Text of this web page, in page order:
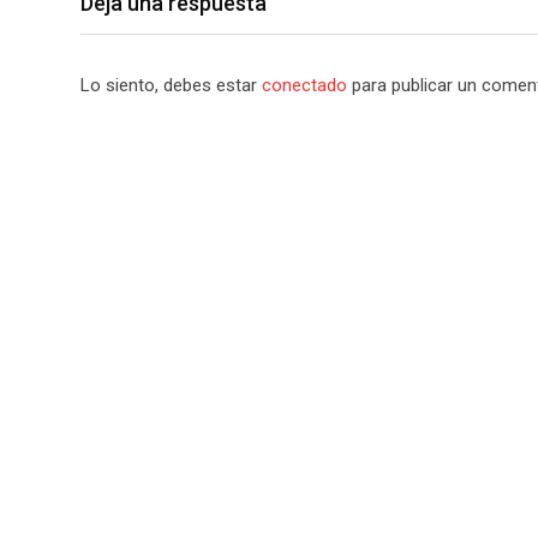
Lo siento, debes estar conectado para publicar un